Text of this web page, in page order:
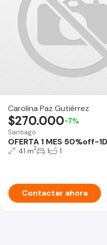
Carolina Paz Gutiérrez
Santiago
OFERTA 1 MES 50%off-
$270.000-7%
41 m2 1 1
Contactar ahora